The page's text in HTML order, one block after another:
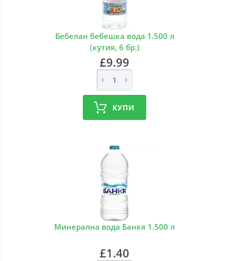
Бебелан бебешка вода 1.500 л
(кутия, 6 бр.)
£9.99
КУПИ
Минерална вода Банкя 1.500 л
£1.40